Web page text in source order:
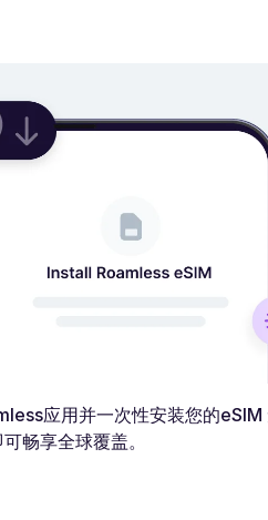
应用并一次性安装您的eSIM
畅享全球覆盖。